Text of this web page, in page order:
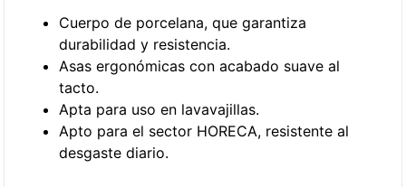
Cuerpo de porcelana, que garantiza
durabilidad y resistencia.
Asas ergonómicas con acabado suave al
tacto.
Apta para uso en lavavajillas.
Apto para el sector HORECA, resistente al
desgaste diario.